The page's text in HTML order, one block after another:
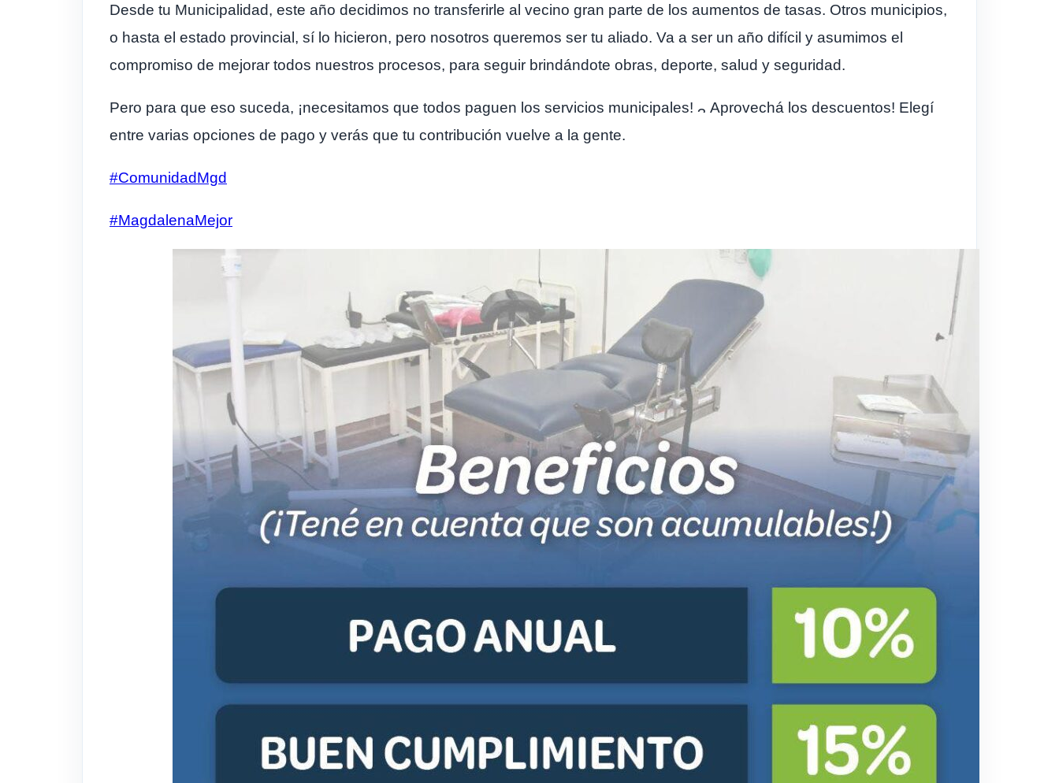
Desde tu Municipalidad, este año decidimos no transferirle al vecino gran parte de los aumentos de tasas. Otros municipios,
o hasta el estado provincial, sí lo hicieron, pero nosotros queremos ser tu aliado. Va a ser un año difícil y asumimos el
compromiso de mejorar todos nuestros procesos, para seguir brindándote obras, deporte, salud y seguridad.
Pero para que eso suceda, ¡necesitamos que todos paguen los servicios municipales!
Aprovechá los descuentos! Elegí
entre varias opciones de pago y verás que tu contribución vuelve a la gente.
#ComunidadMgd
#MagdalenaMejor